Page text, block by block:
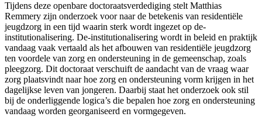
Tijdens deze openbare doctoraatsverdediging stelt Matthias
Remmery zijn onderzoek voor naar de betekenis van residentiële
jeugdzorg in een tijd waarin sterk wordt ingezet op de-
institutionalisering. De-institutionalisering wordt in beleid en praktijk
vandaag vaak vertaald als het afbouwen van residentiële jeugdzorg
ten voordele van zorg en ondersteuning in de gemeenschap, zoals
pleegzorg. Dit doctoraat verschuift de aandacht van de vraag waar
zorg plaatsvindt naar hoe zorg en ondersteuning vorm krijgen in het
dagelijkse leven van jongeren. Daarbij staat het onderzoek ook stil
bij de onderliggende logica’s die bepalen hoe zorg en ondersteuning
vandaag worden georganiseerd en vormgegeven.